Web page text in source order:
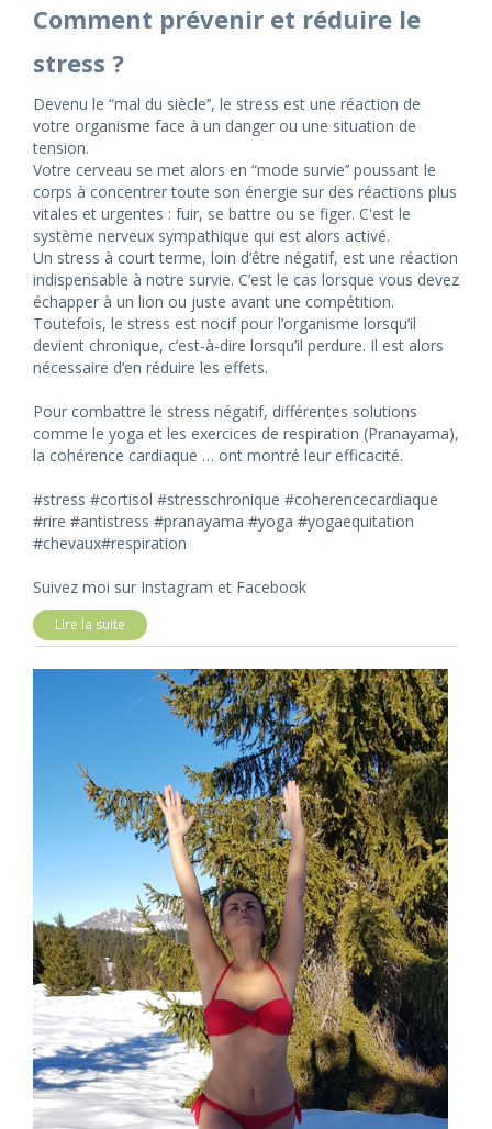
Comment prévenir et réduire le
stress ?
Devenu le “mal du siècle’’, le stress est une réaction de
votre organisme face à un danger ou une situation de
tension.
Votre cerveau se met alors en “mode survie’’ poussant le
corps à concentrer toute son énergie sur des réactions plus
vitales et urgentes : fuir, se battre ou se figer. C'est le
système nerveux sympathique qui est alors activé.
Un stress à court terme, loin d’être négatif, est une réaction
indispensable à notre survie. C’est le cas lorsque vous devez
échapper à un lion ou juste avant une compétition.
Toutefois, le stress est nocif pour l’organisme lorsqu’il
devient chronique, c’est-à-dire lorsqu’il perdure. Il est alors
nécessaire d’en réduire les effets.
Pour combattre le stress négatif, différentes solutions
comme le yoga et les exercices de respiration (Pranayama),
la cohérence cardiaque … ont montré leur efficacité.
#stress #cortisol #stresschronique #coherencecardiaque
#rire #antistress #pranayama #yoga #yogaequitation
#chevaux#respiration
Suivez moi sur Instagram et Facebook
Lire la suite